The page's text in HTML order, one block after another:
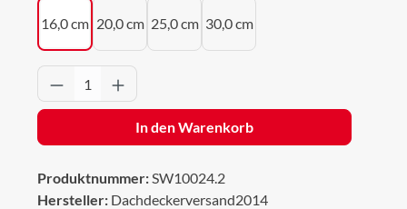
16,0 cm 20,0 cm 25,0 cm 30,0 cm
Produkt Anzahl: Gib den gewünschten
In den Warenkorb
Produktnummer:SW10024.2
Hersteller: Dachdeckerversand2014